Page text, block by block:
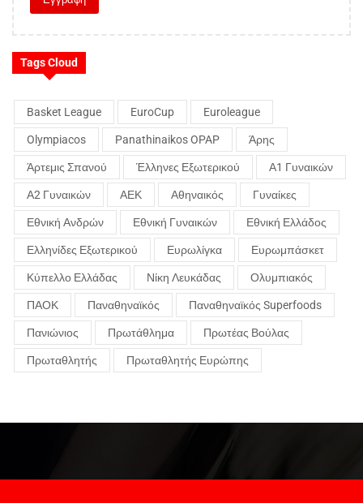
Tags Cloud
Basket League EuroCup Euroleague
Olympiacos Panathinaikos OPAP Άρης
Άρτεμις Σπανού Έλληνες Εξωτερικού Α1 Γυναικών
Α2 Γυναικών ΑΕΚ Αθηναικός Γυναίκες
Εθνική Ανδρών Εθνική Γυναικών Εθνική Ελλάδος
Ελληνίδες Εξωτερικού Ευρωλίγκα Ευρωμπάσκετ
Κύπελλο Ελλάδας Νίκη Λευκάδας Ολυμπιακός
ΠΑΟΚ Παναθηναϊκός Παναθηναϊκός Superfoods
Πανιώνιος Πρωτάθλημα Πρωτέας Βούλας
Πρωταθλητής Πρωταθλητής Ευρώπης